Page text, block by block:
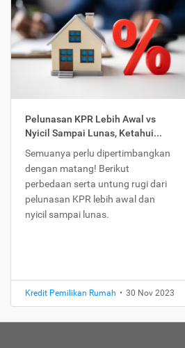
Pelunasan KPR Lebih Awal vs
Nyicil Sampai Lunas, Ketahui...
Semuanya perlu dipertimbangkan
dengan matang! Berikut
perbedaan serta untung rugi dari
pelunasan KPR lebih awal dan
nyicil sampai lunas.
Kredit Pemilikan Rumah • 30 Nov 2023